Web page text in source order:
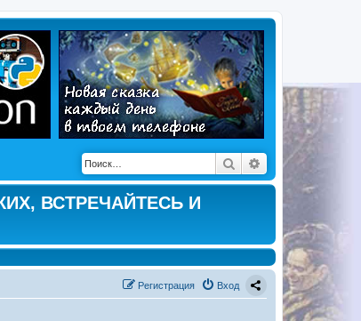
Поиск Расширенный
ВСТРЕЧАЙТЕСЬ И
Вход
Регистрация